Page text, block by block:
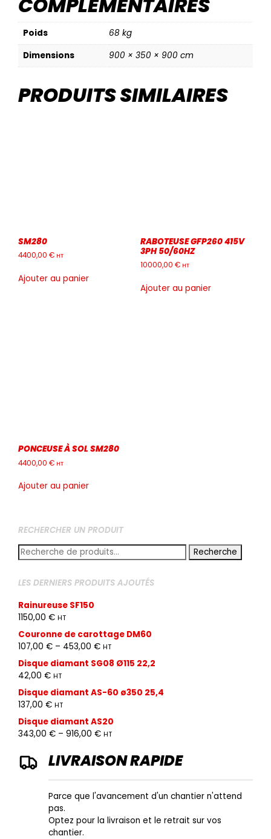
Poids
68 kg
Dimensions
900 × 350 × 900 cm
PRODUITS SIMILAIRES
SM280
4400,00 € HT
Ajouter au panier
RABOTEUSE GFP260 415V
3PH 50/60HZ
10000,00 € HT
Ajouter au panier
PONCEUSE À SOL SM280
4400,00 € HT
Ajouter au panier
RECHERCHER UN PRODUIT
Recherche
pour :
Recherche
LES DERNIERS PRODUITS AJOUTÉS
Rainureuse SF150
1150,00 € HT
Couronne de carottage DM60
107,00 € – 453,00 € HT
Disque diamant SG08 Ø115 22,2
42,00 € HT
Disque diamant AS-60 ø350 25,4
137,00 € HT
Disque diamant AS20
343,00 € – 916,00 € HT
LIVRAISON RAPIDE
Parce que l'avancement d'un chantier n'attend
pas.
Optez pour la livraison et le retrait sur vos
chantier.